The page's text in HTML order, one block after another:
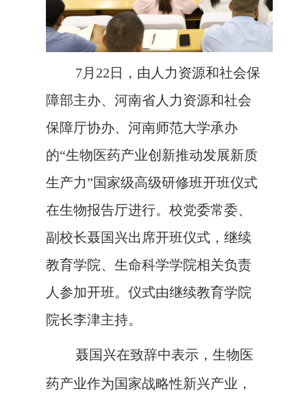
7月22日，由人力资源和社会保
障部主办、河南省人力资源和社会
保障厅协办、河南师范大学承办
的“生物医药产业创新推动发展新质
生产力”国家级高级研修班开班仪式
在生物报告厅进行。校党委常委、
副校长聂国兴出席开班仪式，继续
教育学院、生命科学学院相关负责
人参加开班。仪式由继续教育学院
院长李津主持。
聂国兴在致辞中表示，生物医
药产业作为国家战略性新兴产业，